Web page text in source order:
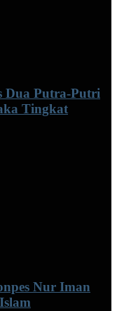
Dua Putra-Putri
Tingkat
Nur Iman